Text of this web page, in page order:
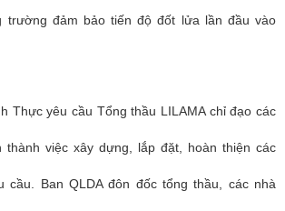
trường đảm bảo tiến độ đốt lửa lần đầu vào
Thực yêu cầu Tổng thầu LILAMA chỉ đạo các
thành việc xây dựng, lắp đặt, hoàn thiện các
cầu. Ban QLDA đôn đốc tổng thầu, các nhà